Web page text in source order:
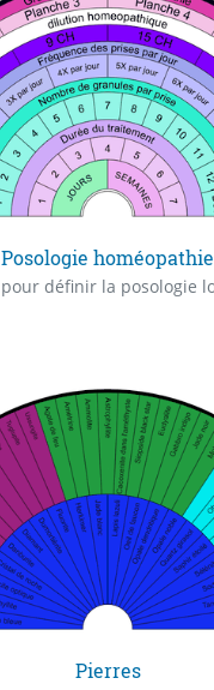
Posologie homéopathie
Pierres